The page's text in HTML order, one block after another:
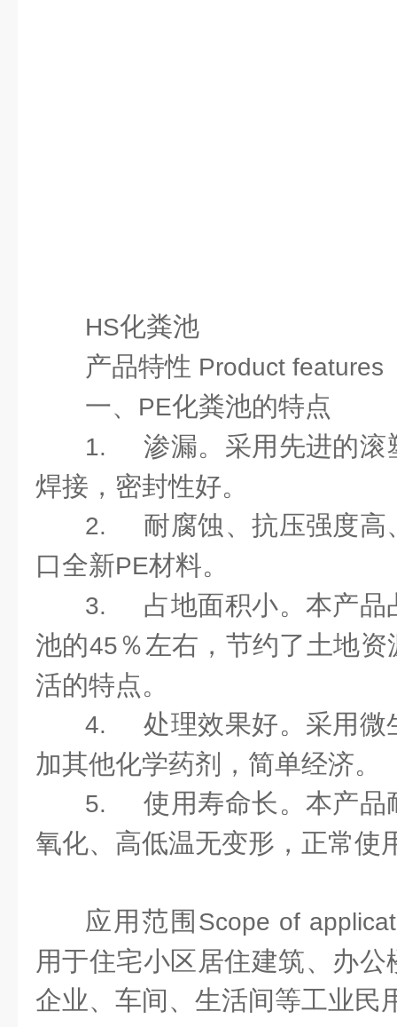
HS化粪池
产品特性 Product features
一、 PE化粪池的特点
1.渗漏。采用先进的
焊接，密封性好。
2. 耐腐蚀、抗压强度
口全新PE材料。
3. 占地面积小。本产
池的45％左右，节约了土地
活的特点。
4.处理效果好。采用
加其他化学药剂，简单经济。
5.使用寿命长。本产
氧化、高低温无变形，正常使
应用范围 Scope of
用于住宅小区居住建筑、办
企业、车间、生活间等工业民